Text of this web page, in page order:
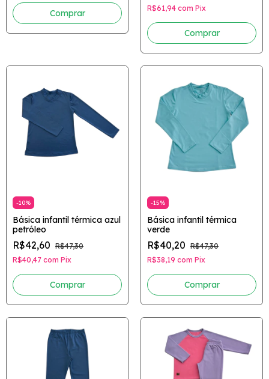
Comprar
R$61,94 com Pix
Comprar
-10%
Básica infantil térmica azul
petróleo
R$42,60 R$47,30
R$40,47 com Pix
Comprar
-15%
Básica infantil térmica
verde
R$40,20 R$47,30
R$38,19 com Pix
Comprar